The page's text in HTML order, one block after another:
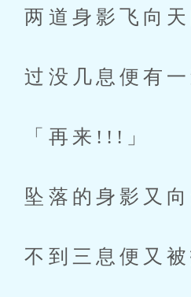
两道身影飞向天
过没几息便有一
「再来!!!」
坠落的身影又向
不到三息便又被